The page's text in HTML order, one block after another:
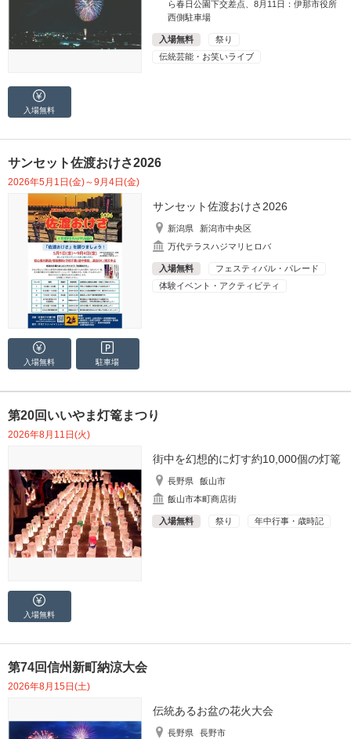
ら春日公園下交差点、8月11日：伊那市役所
西側駐車場
入場無料
祭り
伝統芸能・お笑いライブ
入場無料
サンセット佐渡おけさ2026
2026年5月1日(金)～9月4日(金)
サンセット佐渡おけさ2026
新潟県
新潟市中央区
万代テラスハジマリヒロバ
入場無料
フェスティバル・パレード
体験イベント・アクティビティ
入場無料 駐車場
第20回いいやま灯篭まつり
2026年8月11日(火)
街中を幻想的に灯す約10,000個の灯篭
長野県
飯山市
飯山市本町商店街
入場無料 祭り 年中行事・歳時記
入場無料
第74回信州新町納涼大会
2026年8月15日(土)
伝統あるお盆の花火大会
長野県
長野市